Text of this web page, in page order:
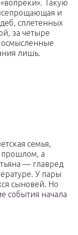
Такую
и
сплетенных
за четыре
осмысленные
лишь.
семья,
прошлом, а
— главред
У пары
сыновей. Но
события начала